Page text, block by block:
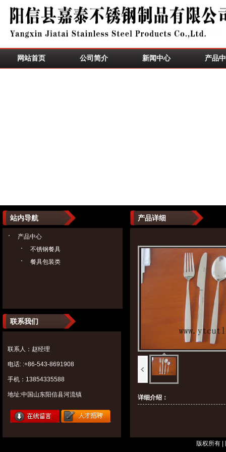
网站首页 公司简介 新闻中心 产品
产品详细
详细介绍：
站内导航
产品中心
不锈钢餐具
餐具包装类
联系我们
联系人：赵经理
电话: :+86-543-8691908
手机：13854335588
地址:中国山东阳信县河流镇
版权所有 |